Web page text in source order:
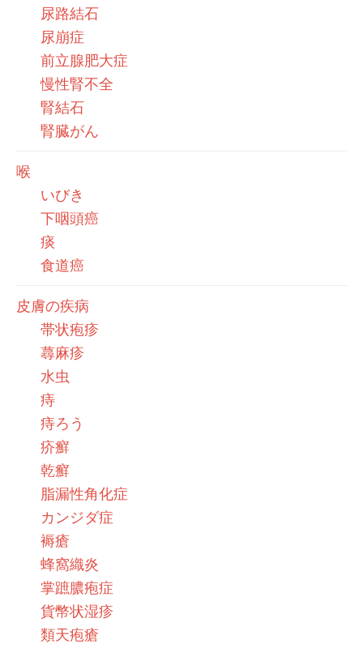
尿路結石
尿崩症
前立腺肥大症
慢性腎不全
腎結石
腎臓がん
喉
いびき
下咽頭癌
痰
食道癌
皮膚の疾病
帯状疱疹
蕁麻疹
水虫
痔
痔ろう
疥癬
乾癬
脂漏性角化症
カンジダ症
褥瘡
蜂窩織炎
掌蹠膿疱症
貨幣状湿疹
類天疱瘡